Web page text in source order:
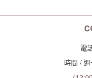
電
時間 / 週